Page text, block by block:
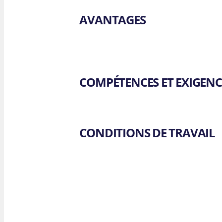
AVANTAGES
COMPÉTENCES ET
CONDITIONS DE TRAVAIL